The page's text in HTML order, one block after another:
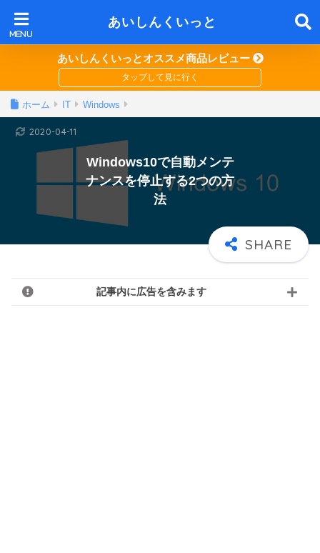
あいしんくいっと
あいしんくいっとオススメ商品レビュー
ホーム IT Windows
Windows10で自動メンテ
ナンスを停止する2つの方
法
2020-04-11
記事内に広告を含みます